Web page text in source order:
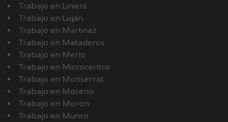
Trabajo en Liniers
Trabajo en Luján
Trabajo en Martinez
Trabajo en Mataderos
Trabajo en Merlo
Trabajo en Microcentro
Trabajo en Monserrat
Trabajo en Moreno
Trabajo en Morón
Trabajo en Munro